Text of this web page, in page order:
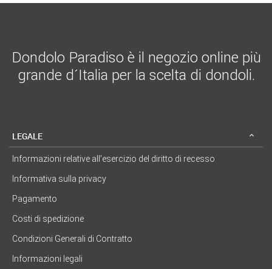
Dondolo Paradiso è il negozio online più
grande d´Italia per la scelta di dondoli.
LEGALE
Informazioni relative all’esercizio del diritto di recesso
Informativa sulla privacy
Pagamento
Costi di spedizione
Condizioni Generali di Contratto
Informazioni legali